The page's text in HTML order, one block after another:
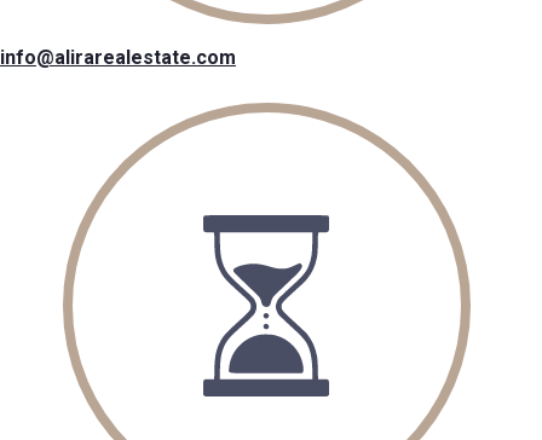
info@alirarealestate.com